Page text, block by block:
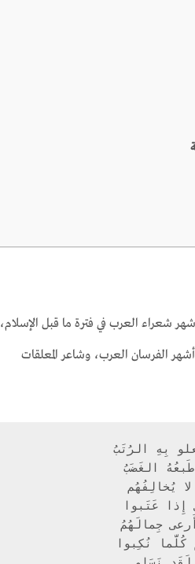
أحد أشهر شعراء العرب في فترة ما قبل الإسلام،
الفرسان العرب، وشاعر المعلقات
وَلا يَنالُ العُلا مَن طَبعُهُ الغَضَبُ